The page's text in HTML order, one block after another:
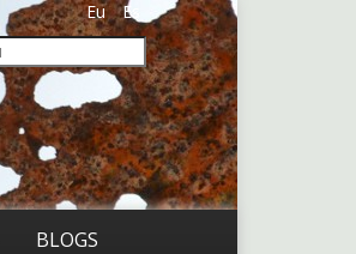
Eu Es
BLOGS